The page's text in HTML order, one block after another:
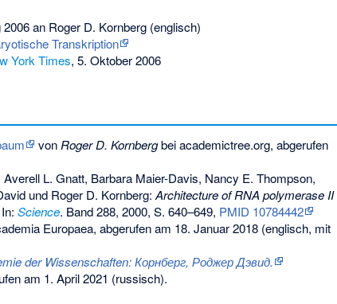
an Roger D. Kornberg (englisch)
Transkription
York Times, 5. Oktober 2006
von Roger D. Kornbergbei academictree.org, abgerufen
L. Gnatt, Barbara Maier-Davis, Nancy E. Thompson,
und Roger D. Kornberg: Architecture of RNA polymerase II
In: Science. Band 288, 2000, S. 640–649, PMID 10784442
Europaea, abgerufen am 18. Januar 2018 (englisch, mit
der Wissenschaften: Корнберг, Роджер Дэвид.
am 1. April 2021 (russisch).